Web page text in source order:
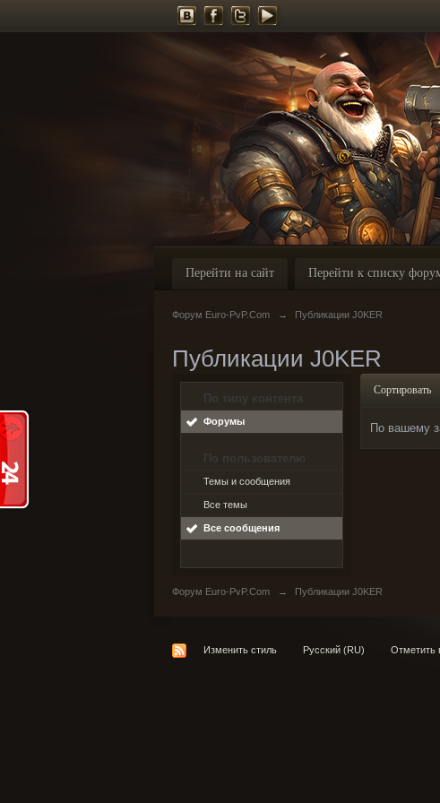
Перейти на сайт Перейти к списку
Форум Euro-PvP.Com → Публикации J0KER
Публикации J0KER
По типу контента
Форумы
По пользователю
Темы и сообщения
Все темы
Все сообщения
Сортировать
По вашему
Форум Euro-PvP.Com → Публикации J0KER
Изменить стиль Русский (RU) Отметить